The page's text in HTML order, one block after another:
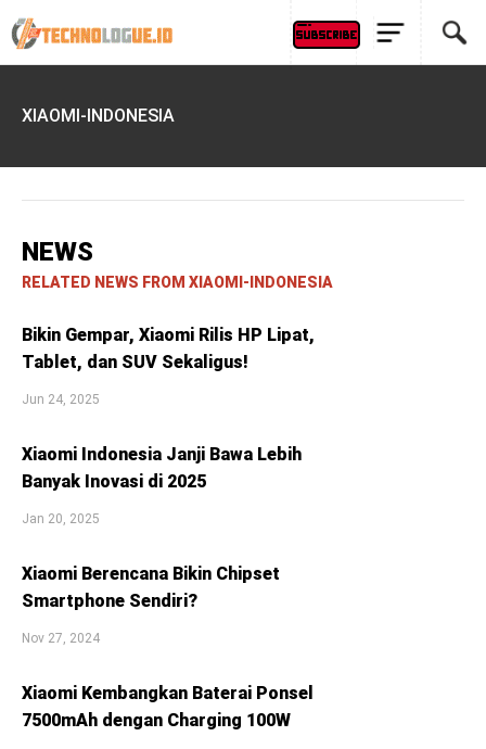
XIAOMI-INDONESIA
NEWS
RELATED NEWS FROM XIAOMI-INDONESIA
Bikin Gempar, Xiaomi Rilis HP Lipat,
Tablet, dan SUV Sekaligus!
Jun 24, 2025
Xiaomi Indonesia Janji Bawa Lebih
Banyak Inovasi di 2025
Jan 20, 2025
Xiaomi Berencana Bikin Chipset
Smartphone Sendiri?
Nov 27, 2024
Xiaomi Kembangkan Baterai Ponsel
7500mAh dengan Charging 100W